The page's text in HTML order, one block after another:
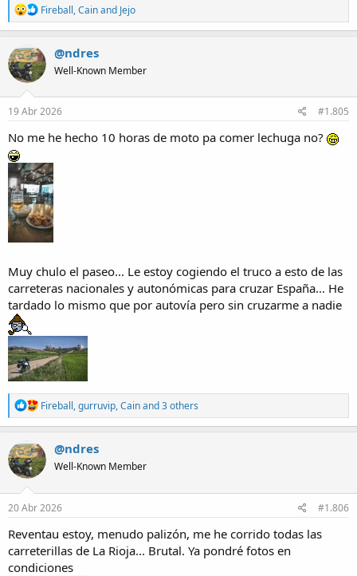
R
e
a
t
i
n
s
Fireball,Cainand Jejo
@ndres
Well-Known Member
19 Abr 2026 #1.805
No me he hecho 10 horas de moto pa comer lechuga no?
Muy chulo el paseo... Le estoy cogiendo el truco a esto de las
carreteras nacionales y autonómicas para cruzar España... He
tardado lo mismo que por autovía pero sin cruzarme a nadie
R
e
a
t
i
n
s
Fireball,gurruvip,Cainand 3 others
@ndres
Well-Known Member
20 Abr 2026 #1.806
Reventau estoy, menudo palizón, me he corrido todas las
carreterillas de La Rioja... Brutal. Ya pondré fotos en
condiciones